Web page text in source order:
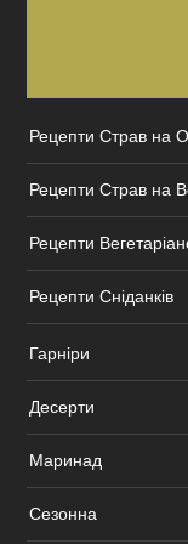
Рецепти Страв на
Рецепти Страв на
Рецепти
Рецепти Сніданків
Гарніри
Десерти
Маринад
Сезонна